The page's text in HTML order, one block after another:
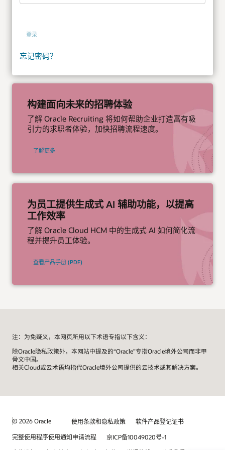
登录
忘记密码？
构建面向未来的招聘体验
了解 Oracle Recruiting 将如何帮助企业打造富有吸
引力的求职者体验，加快招聘流程速度。
了解更多
为员工提供生成式 AI 辅助功能，以提高
工作效率
了解 Oracle Cloud HCM 中的生成式 AI 如何简化流
程并提升员工体验。
查看产品手册 (PDF)
注：为免疑义，本网页所用以下术语专指以下含义：
除Oracle隐私政策外，本网站中提及的“Oracle”专指Oracle境外公司而非甲
骨文中国。
相关Cloud或云术语均指代Oracle境外公司提供的云技术或其解决方案。
© 2026 Oracle 使用条款和隐私政策
软件产品登记证书
完整使用程序使用通知申请流程
京ICP备10049020号-1